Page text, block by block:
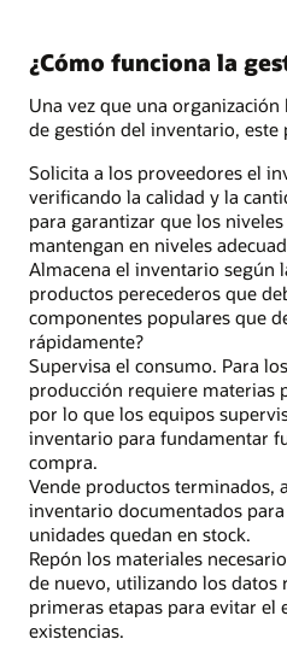
¿Cómo funciona la
Una vez que una
de gestión del inventario, este
Solicita a los proveedores el
verificando la calidad y la
para garantizar que los
mantengan en niveles
Almacena el inventario según
productos perecederos que
componentes populares que
rápidamente?
Supervisa el consumo. Para
producción requiere materias
por lo que los equipos
inventario para fundamentar
compra.
Vende productos terminados,
inventario documentados
unidades quedan en stock.
Repón los materiales
de nuevo, utilizando los datos
primeras etapas para evitar el
existencias.